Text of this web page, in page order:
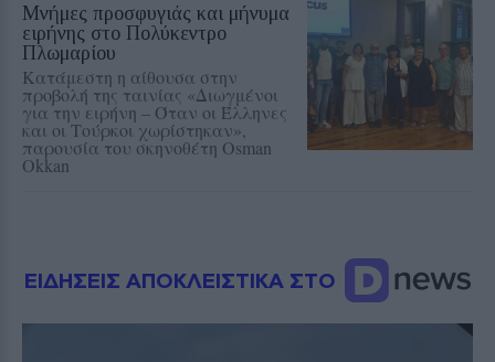
Μνήμες προσφυγιάς και μήνυμα
ειρήνης στο Πολύκεντρο
Πλωμαρίου
Κατάμεστη η αίθουσα στην
προβολή της ταινίας «Διωγμένοι
για την ειρήνη – Όταν οι Έλληνες
και οι Τούρκοι χωρίστηκαν»,
παρουσία του σκηνοθέτη Osman
Okkan
ΕΙΔΗΣΕΙΣ ΑΠΟΚΛΕΙΣΤΙΚΑ ΣΤΟ